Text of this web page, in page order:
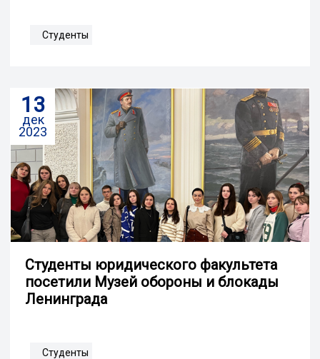
Студенты
13
дек
2023
Студенты юридического факультета
посетили Музей обороны и блокады
Ленинграда
Студенты